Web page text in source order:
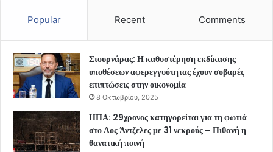
Popular Recent Comments
Στουρνάρας: Η καθυστέρηση εκδίκασης
υποθέσεων αφερεγγυότητας έχουν σοβαρές
επιπτώσεις στην οικονομία
8 Οκτωβρίου, 2025
ΗΠΑ: 29χρονος κατηγορείται για τη φωτιά
στο Λος Άντζελες με 31 νεκρούς – Πιθανή η
θανατική ποινή